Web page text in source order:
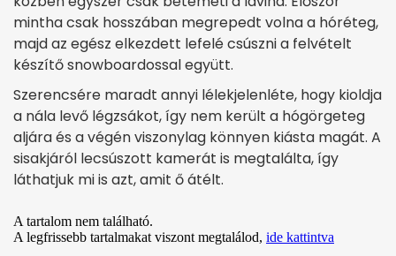
mintha csak hosszában megrepedt volna a hóréteg,
majd az egész elkezdett lefelé csúszni a felvételt
készítő snowboardossal együtt.
Szerencsére maradt annyi lélekjelenléte, hogy kioldja
a nála levő légzsákot, így nem került a hógörgeteg
aljára és a végén viszonylag könnyen kiásta magát. A
sisakjáról lecsúszott kamerát is megtalálta, így
láthatjuk mi is azt, amit ő átélt.